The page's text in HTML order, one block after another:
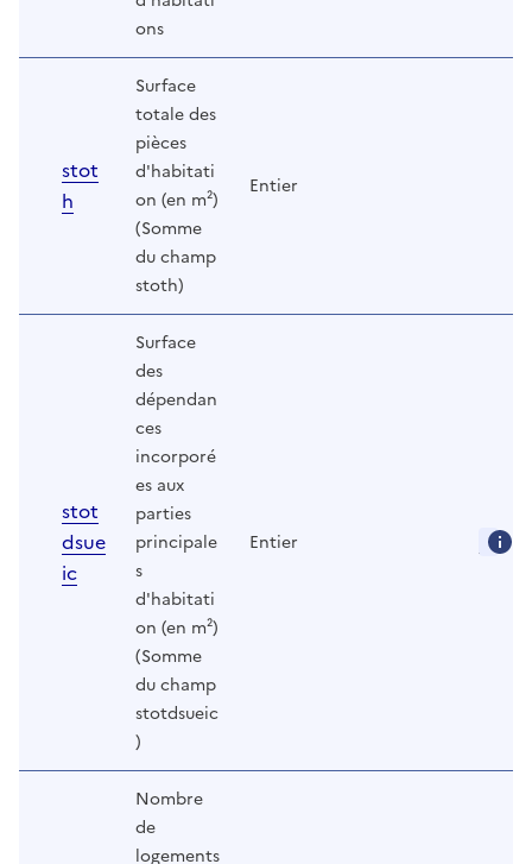
ons
stot
h
Surface
totale des
pièces
d'habitati
on (en m²)
(Somme
du champ
stoth)
Entier
stot
dsue
ic
Surface
des
dépendan
ces
incorporé
es aux
parties
principale
s
d'habitati
on (en m²)
(Somme
du champ
stotdsueic
)
Entier
Nombre
de
logements